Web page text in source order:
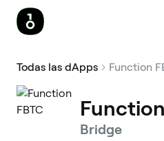
Todas las dApps Function
Bridge